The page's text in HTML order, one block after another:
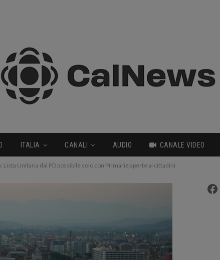
ITALIA CANALI AUDIO CANALE VIDEO
Lista Unitaria dal PD possibile solo con Primarie aperte ai cittadini.